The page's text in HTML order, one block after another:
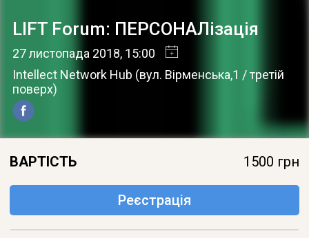
LIFT Forum: ПЕРСОНАЛізація
27 листопада 2018, 15:00
Intellect Network Hub (вул. Вірменська,1 / третій
поверх)
ВАРТІСТЬ 1500 грн
Реєстрація